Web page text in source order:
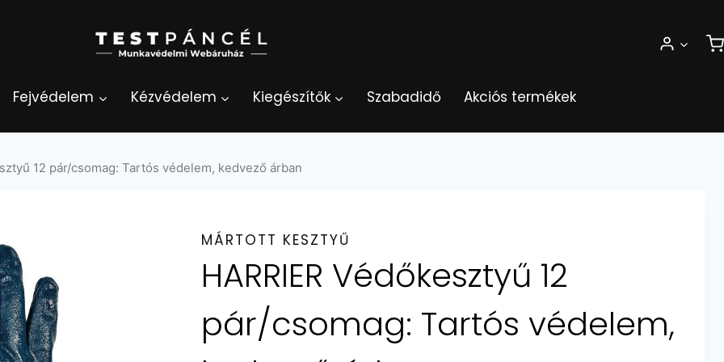
Fejvédelem Kézvédelem Kiegészítők Szabadidő Akciós termékek
12 pár/csomag: Tartós védelem, kedvező árban
MÁRTOTT KESZTYŰ
HARRIER Védőkesztyű 12
pár/csomag: Tartós védelem,